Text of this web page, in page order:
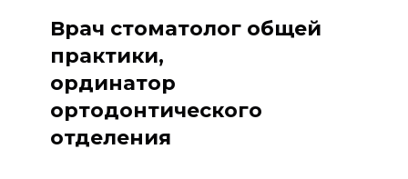
Врач стоматолог общей
практики,
ординатор
ортодонтического
отделения